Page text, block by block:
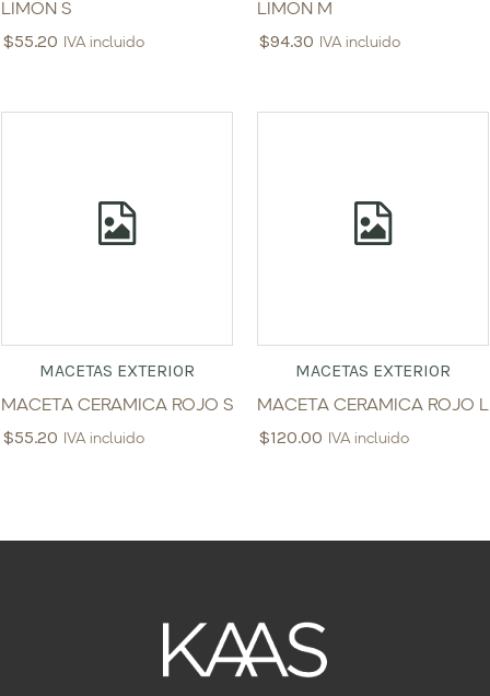
LIMON S
$55.20 IVA incluido
LIMON M
$94.30 IVA incluido
MACETAS EXTERIOR
MACETA CERAMICA ROJO S
$55.20 IVA incluido
MACETAS EXTERIOR
MACETA CERAMICA ROJO L
$120.00 IVA incluido